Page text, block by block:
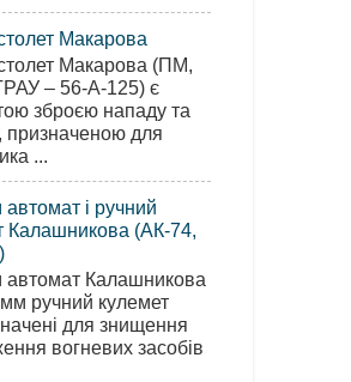
Макарова
Макарова (ПМ,
– 56-А-125) є
зброєю нападу та
призначеною для
...
і ручний
Калашникова (АК-74,
Калашникова
ручний кулемет
для знищення
вогневих засобів